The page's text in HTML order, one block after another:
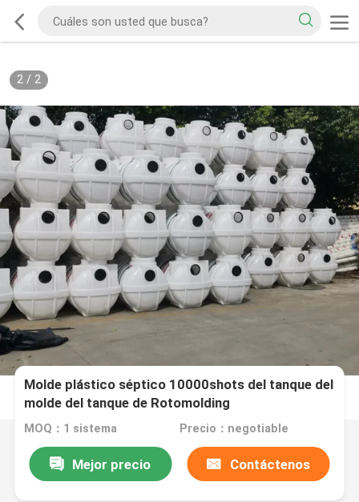
2/ 2
Molde plástico séptico 10000shots del tanque del
molde del tanque de Rotomolding
MOQ：1 sistema Precio：negotiable
Mejor precio Contáctenos